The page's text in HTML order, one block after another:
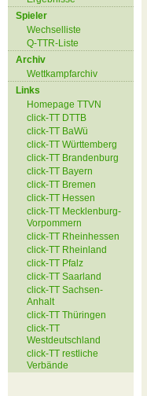
Spieler
Wechselliste
Q-TTR-Liste
Archiv
Wettkampfarchiv
Links
Homepage TTVN
click-TT DTTB
click-TT BaWü
click-TT Württemberg
click-TT Brandenburg
click-TT Bayern
click-TT Bremen
click-TT Hessen
click-TT Mecklenburg-
Vorpommern
click-TT Rheinhessen
click-TT Rheinland
click-TT Pfalz
click-TT Saarland
click-TT Sachsen-
Anhalt
click-TT Thüringen
click-TT
Westdeutschland
click-TT restliche
Verbände